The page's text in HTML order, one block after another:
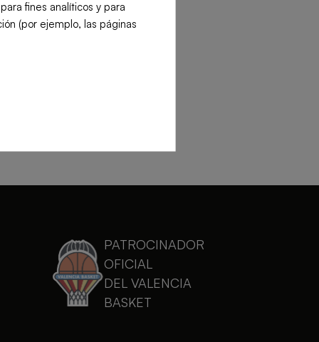
PATROCINADOR
OFICIAL
DEL VALENCIA
BASKET
fines analíticos y para
(por ejemplo, las páginas